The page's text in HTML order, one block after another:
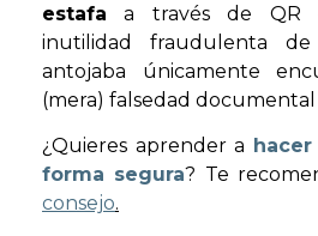
estafa a través de QR
inutilidad fraudulenta
antojaba únicamente
(mera) falsedad documental
¿Quieres aprender a
forma segura? Te
consejo.